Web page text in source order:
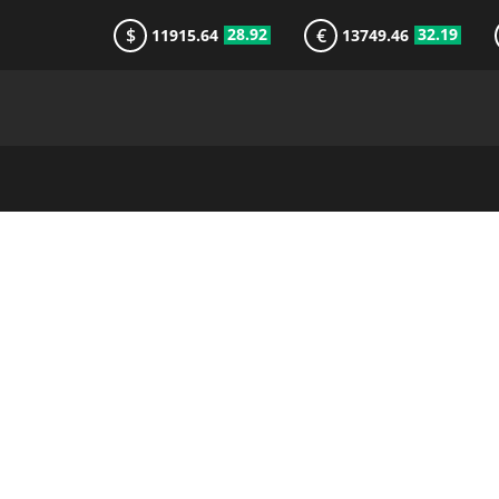
$ 11915.64 28.92 € 13749.46 32.19